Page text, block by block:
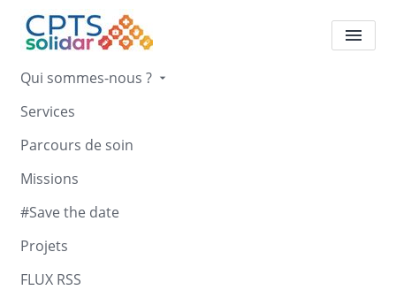
Qui sommes-nous ?
Services
Parcours de soin
Missions
#Save the date
Projets
FLUX RSS
Les Mercredis de
l'ostéopathie - Romans